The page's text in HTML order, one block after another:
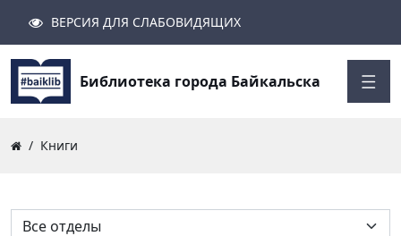
Поиск
Найти
ВЕРСИЯ ДЛЯ СЛАБОВИДЯЩИХ
Библиотека города Байкальска
Книги